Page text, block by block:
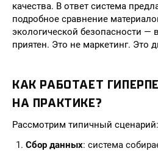
качества. В ответ система
подробное сравнение
экологической безопасности —
приятен. Это не маркетинг. Это
КАК РАБОТАЕТ
НА ПРАКТИКЕ?
Рассмотрим типичный сценарий:
Сбор данных: система